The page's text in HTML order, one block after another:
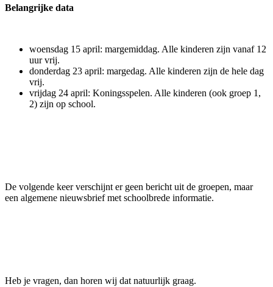
Belangrijke data
woensdag 15 april: margemiddag. Alle kinderen zijn vanaf 12
uur vrij.
donderdag 23 april: margedag. Alle kinderen zijn de hele dag
vrij.
vrijdag 24 april: Koningsspelen. Alle kinderen (ook groep 1,
2) zijn op school.
De volgende keer verschijnt er geen bericht uit de groepen, maar
een algemene nieuwsbrief met schoolbrede informatie.
Heb je vragen, dan horen wij dat natuurlijk graag.